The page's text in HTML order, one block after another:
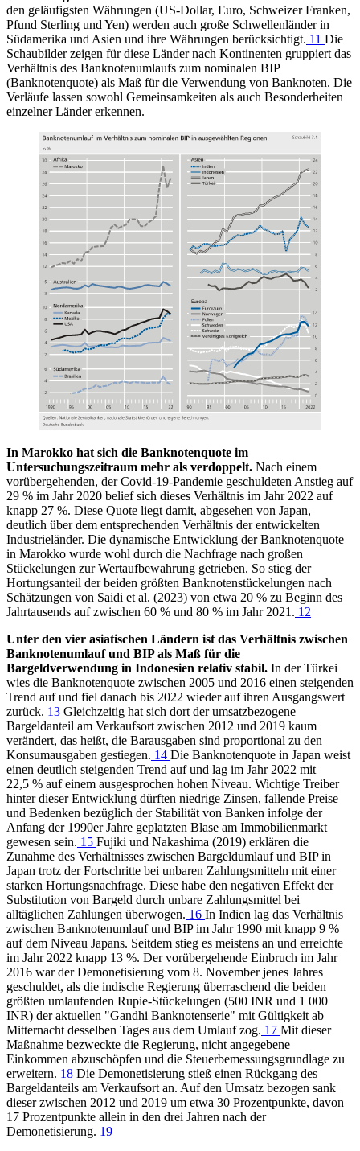
den geläufigsten Währungen (US-Dollar, Euro, Schweizer Franken,
Pfund Sterling und Yen) werden auch große Schwellenländer in
Südamerika und Asien und ihre Währungen berücksichtigt. 11 Die
Schaubilder zeigen für diese Länder nach Kontinenten gruppiert das
Verhältnis des Banknotenumlaufs zum nominalen BIP
(Banknotenquote) als Maß für die Verwendung von Banknoten. Die
Verläufe lassen sowohl Gemeinsamkeiten als auch Besonderheiten
einzelner Länder erkennen.
In Marokko hat sich die Banknotenquote im
Untersuchungszeitraum mehr als verdoppelt. Nach einem
vorübergehenden, der Covid-19-Pandemie geschuldeten Anstieg auf
29 % im Jahr 2020 belief sich dieses Verhältnis im Jahr 2022 auf
knapp 27 %. Diese Quote liegt damit, abgesehen von Japan,
deutlich über dem entsprechenden Verhältnis der entwickelten
Industrieländer. Die dynamische Entwicklung der Banknotenquote
in Marokko wurde wohl durch die Nachfrage nach großen
Stückelungen zur Wertaufbewahrung getrieben. So stieg der
Hortungsanteil der beiden größten Banknotenstückelungen nach
Schätzungen von Saidi et al. (2023) von etwa 20 % zu Beginn des
Jahrtausends auf zwischen 60 % und 80 % im Jahr 2021. 12
Unter den vier asiatischen Ländern ist das Verhältnis zwischen
Banknotenumlauf und BIP als Maß für die
Bargeldverwendung in Indonesien relativ stabil. In der Türkei
wies die Banknotenquote zwischen 2005 und 2016 einen steigenden
Trend auf und fiel danach bis 2022 wieder auf ihren Ausgangswert
zurück. 13 Gleichzeitig hat sich dort der umsatzbezogene
Bargeldanteil am Verkaufsort zwischen 2012 und 2019 kaum
verändert, das heißt, die Barausgaben sind proportional zu den
Konsumausgaben gestiegen. 14 Die Banknotenquote in Japan weist
einen deutlich steigenden Trend auf und lag im Jahr 2022 mit
22,5 % auf einem ausgesprochen hohen Niveau. Wichtige Treiber
hinter dieser Entwicklung dürften niedrige Zinsen, fallende Preise
und Bedenken bezüglich der Stabilität von Banken infolge der
Anfang der 1990er Jahre geplatzten Blase am Immobilienmarkt
gewesen sein. 15 Fujiki und Nakashima (2019) erklären die
Zunahme des Verhältnisses zwischen Bargeldumlauf und BIP in
Japan trotz der Fortschritte bei unbaren Zahlungsmitteln mit einer
starken Hortungsnachfrage. Diese habe den negativen Effekt der
Substitution von Bargeld durch unbare Zahlungsmittel bei
alltäglichen Zahlungen überwogen. 16 In Indien lag das Verhältnis
zwischen Banknotenumlauf und BIP im Jahr 1990 mit knapp 9 %
auf dem Niveau Japans. Seitdem stieg es meistens an und erreichte
im Jahr 2022 knapp 13 %. Der vorübergehende Einbruch im Jahr
2016 war der Demonetisierung vom 8. November jenes Jahres
geschuldet, als die indische Regierung überraschend die beiden
größten umlaufenden Rupie-Stückelungen (500 INR und 1 000
INR) der aktuellen "Gandhi Banknotenserie" mit Gültigkeit ab
Mitternacht desselben Tages aus dem Umlauf zog. 17 Mit dieser
Maßnahme bezweckte die Regierung, nicht angegebene
Einkommen abzuschöpfen und die Steuerbemessungsgrundlage zu
erweitern. 18 Die Demonetisierung stieß einen Rückgang des
Bargeldanteils am Verkaufsort an. Auf den Umsatz bezogen sank
dieser zwischen 2012 und 2019 um etwa 30 Prozentpunkte, davon
17 Prozentpunkte allein in den drei Jahren nach der
Demonetisierung. 19